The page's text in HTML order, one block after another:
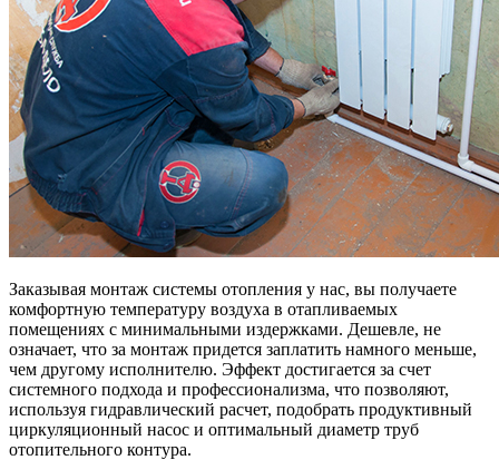
Заказывая монтаж системы отопления у нас, вы получаете
комфортную температуру воздуха в отапливаемых
помещениях с минимальными издержками. Дешевле, не
означает, что за монтаж придется заплатить намного меньше,
чем другому исполнителю. Эффект достигается за счет
системного подхода и профессионализма, что позволяют,
используя гидравлический расчет, подобрать продуктивный
циркуляционный насос и оптимальный диаметр труб
отопительного контура.